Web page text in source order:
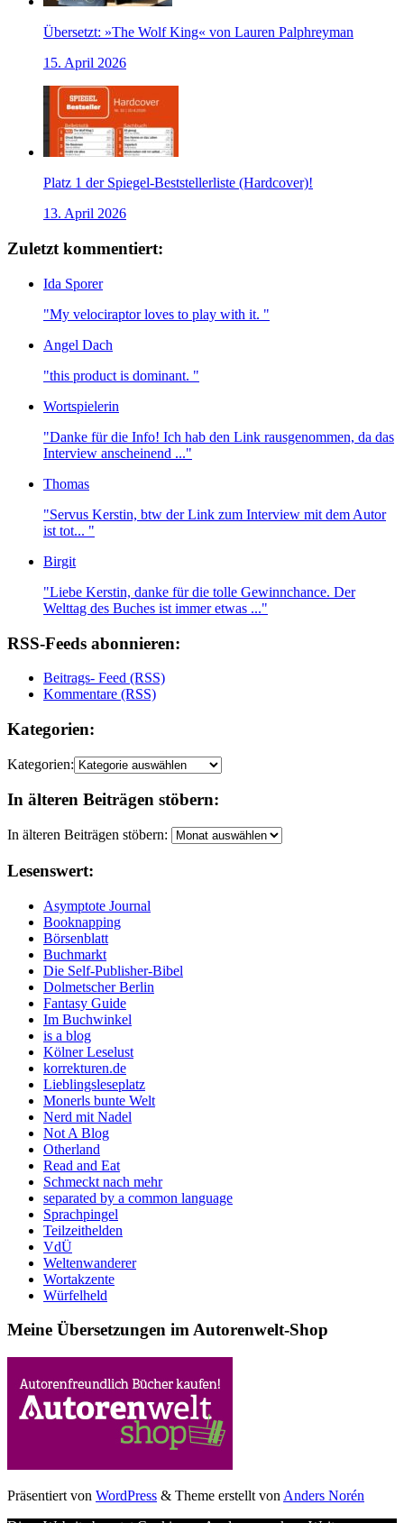
Übersetzt: »The Wolf King« von Lauren Palphreyman
15. April 2026
Platz 1 der Spiegel-Beststellerliste (Hardcover)!
13. April 2026
Zuletzt kommentiert:
Ida Sporer
"My velociraptor loves to play with it. "
Angel Dach
"this product is dominant. "
Wortspielerin
"Danke für die Info! Ich hab den Link rausgenommen, da das
Interview anscheinend ..."
Thomas
"Servus Kerstin, btw der Link zum Interview mit dem Autor
ist tot... "
Birgit
"Liebe Kerstin, danke für die tolle Gewinnchance. Der
Welttag des Buches ist immer etwas ..."
RSS-Feeds abonnieren:
Beitrags- Feed (RSS)
Kommentare (RSS)
Kategorien:
Kategorien:
In älteren Beiträgen stöbern:
In älteren Beiträgen stöbern:
Lesenswert:
Asymptote Journal
Booknapping
Börsenblatt
Buchmarkt
Die Self-Publisher-Bibel
Dolmetscher Berlin
Fantasy Guide
Im Buchwinkel
is a blog
Kölner Leselust
korrekturen.de
Lieblingsleseplatz
Monerls bunte Welt
Nerd mit Nadel
Not A Blog
Otherland
Read and Eat
Schmeckt nach mehr
separated by a common language
Sprachpingel
Teilzeithelden
VdÜ
Weltenwanderer
Wortakzente
Würfelheld
Meine Übersetzungen im Autorenwelt-Shop
Präsentiert von WordPress & Theme erstellt von Anders Norén